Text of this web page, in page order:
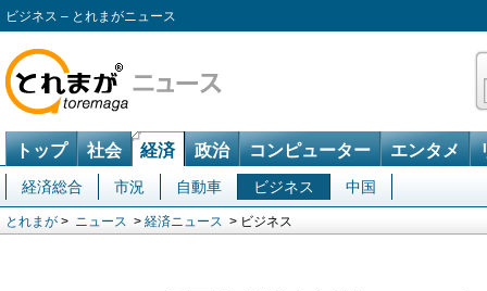
ビジネス – とれまがニュース
トップ 社会 経済 政治 コンピューター エンタメ
経済総合 市況 自動車 ビジネス 中国
とれまが > ニュース > 経済ニュース > ビジネス